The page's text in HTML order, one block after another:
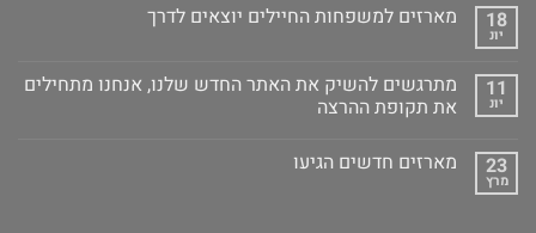
18
יונ
מארזים למשפחות החיילים יוצאים לדרך
11
יונ
מתרגשים להשיק את האתר החדש שלנו, אנחנו מתחילים
את תקופת ההרצה
23
מרץ
מארזים חדשים הגיעו